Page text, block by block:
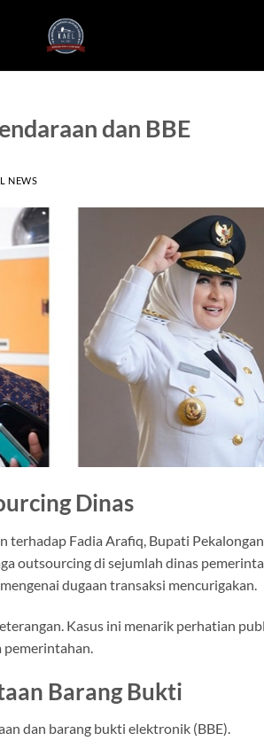
dan BBE
NEWS
Dinas
terhadap Fadia Arafiq, Bupati
outsourcing di sejumlah dinas
dugaan transaksi mencurigakan.
Kasus ini menarik perhatian
Barang Bukti
dan barang bukti elektronik (BBE).